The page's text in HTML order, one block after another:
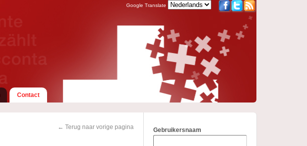
Google Translate
Contact
← Terug naar vorige pagina Gebruikersnaam